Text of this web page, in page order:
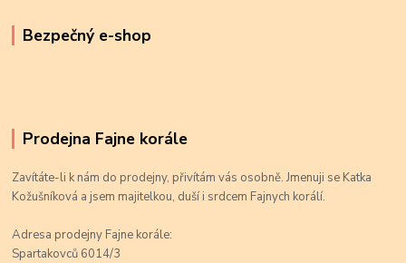
Bezpečný e-shop
Prodejna Fajne korále
Zavítáte-li k nám do prodejny, přivítám vás osobně. Jmenuji se Katka
Kožušníková a jsem majitelkou, duší i srdcem Fajnych korálí.
Adresa prodejny Fajne korále:
Spartakovců 6014/3